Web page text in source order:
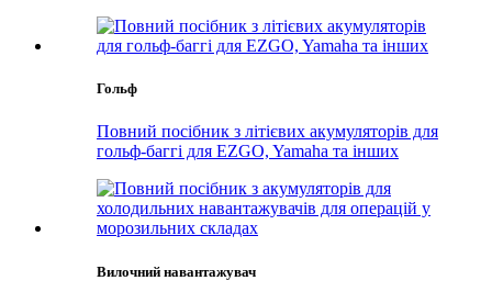
Гольф
Повний посібник з літієвих акумуляторів для
гольф-баггі для EZGO, Yamaha та інших
Вилочний навантажувач